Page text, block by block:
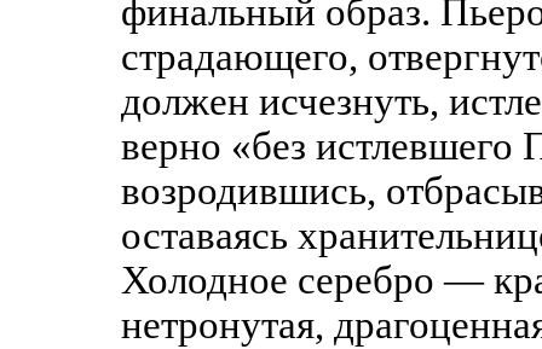
финальный образ.
страдающего,
должен исчезнуть,
верно «без
возродившись,
оставаясь
Холодное серебро —
нетронутая,